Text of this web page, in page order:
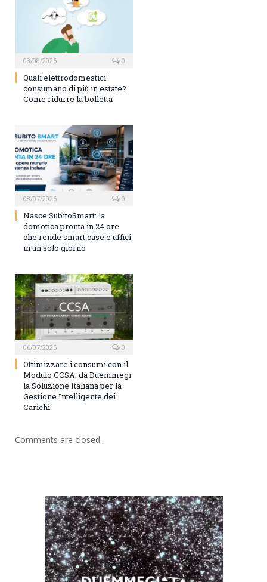
03/08/2026 0
Quali elettrodomestici
consumano di più in estate?
Come ridurre la bolletta
08/07/2026 0
Nasce SubitoSmart: la
domotica pronta in 24 ore
che rende smart case e uffici
in un solo giorno
06/07/2026 0
Ottimizzare i consumi con il
Modulo CCSA: da Duemmegi
la Soluzione Italiana per la
Gestione Intelligente dei
Carichi
Comments are closed.